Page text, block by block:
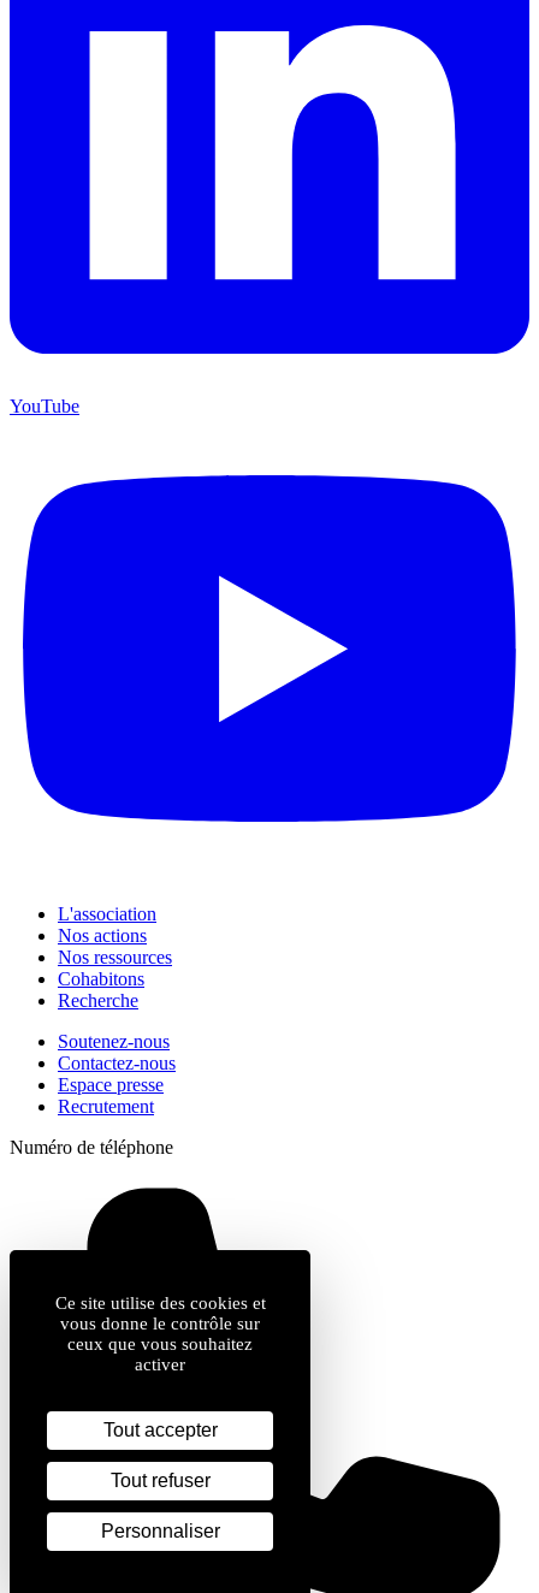
YouTube
L'association
Nos actions
Nos ressources
Cohabitons
Recherche
Soutenez-nous
Contactez-nous
Espace presse
Recrutement
Numéro de téléphone
Ce site utilise des cookies et
vous donne le contrôle sur
ceux que vous souhaitez
activer
Tout accepter
Tout refuser
Personnaliser